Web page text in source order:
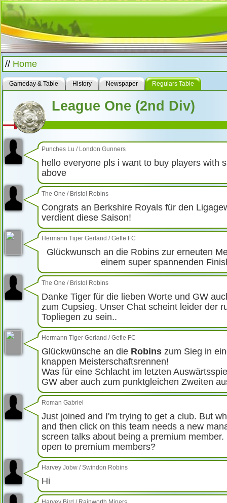
// Home
Gameday & Table History Newspaper Regulars Table
League One (2nd Div)
Punches Lu / London Gunners
hello everyone pls i want to buy players with
above
The One / Bristol Robins
Congrats an Berkshire Royals für den
verdient diese Saison!
Hermann Tiger Gerland /Gefle FC
Glückwunsch an die Robins zur erneuten
einem super spannenden
The One / Bristol Robins
Danke Tiger für die lieben Worte und GW
zum Cupsieg. Unser Chat scheint leider der
Topliegen zu sein..
Hermann Tiger Gerland /Gefle FC
Glückwünsche an die Robins zum Sieg in
knappen Meisterschaftsrennen!
Was für eine Schlacht im letzten
GW aber auch zum punktgleichen Zweiten
Roman Gabriel
Just joined and I'm trying to get a club. But
and then click on this team needs a new
screen talks about being a premium
open to premium members?
Harvey Jobw /Swindon Robins
Hi